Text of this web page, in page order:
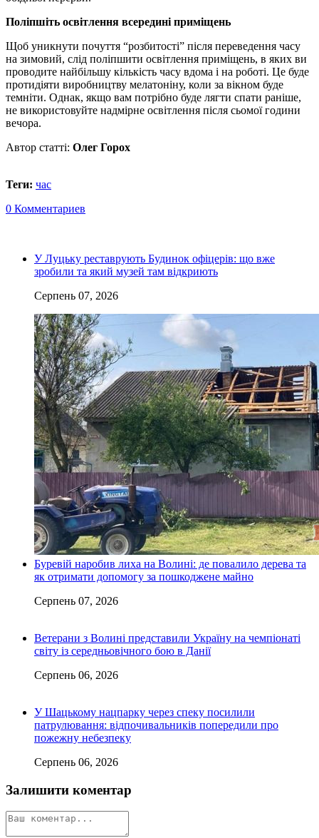
Поліпшіть освітлення всередині приміщень
Щоб уникнути почуття “розбитості” після переведення часу
на зимовий, слід поліпшити освітлення приміщень, в яких ви
проводите найбільшу кількість часу вдома і на роботі. Це буде
протидіяти виробництву мелатоніну, коли за вікном буде
темніти. Однак, якщо вам потрібно буде лягти спати раніше,
не використовуйте надмірне освітлення після сьомої години
вечора.
Автор статті: Олег Горох
Теги: час
0 Комментариев
У Луцьку реставрують Будинок офіцерів: що вже
зробили та який музей там відкриють
Серпень 07, 2026
Буревій наробив лиха на Волині: де повалило дерева та
як отримати допомогу за пошкоджене майно
Серпень 07, 2026
Ветерани з Волині представили Україну на чемпіонаті
світу із середньовічного бою в Данії
Серпень 06, 2026
У Шацькому нацпарку через спеку посилили
патрулювання: відпочивальників попередили про
пожежну небезпеку
Серпень 06, 2026
Залишити коментар